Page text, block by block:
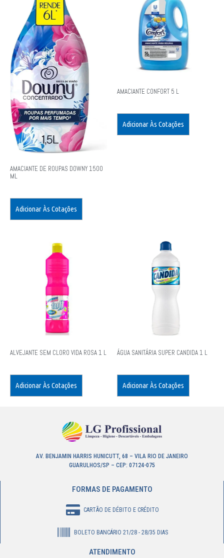
AMACIANTE DE ROUPAS DOWNY 1500
ML
Adicionar Às Cotações
AMACIANTE CONFORT 5 L
Adicionar Às Cotações
ALVEJANTE SEM CLORO VIDA ROSA 1 L
Adicionar Às Cotações
ÁGUA SANITÁRIA SUPER CANDIDA 1 L
Adicionar Às Cotações
AV. BENJAMIN HARRIS HUNICUTT, 68 – VILA RIO DE JANEIRO
GUARULHOS/SP – CEP: 07124-075
FORMAS DE PAGAMENTO
CARTÃO DE DÉBITO E CRÉDITO
BOLETO BANCÁRIO 21/28 - 28/35 DIAS
ATENDIMENTO